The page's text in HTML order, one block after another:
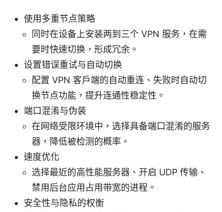
使用多重节点策略
同时在设备上安装两到三个 VPN 服务，在需
要时快速切换，形成冗余。
设置错误重试与自动切换
配置 VPN 客户端的自动重连、失败时自动切
换节点功能，提升连通性稳定性。
端口混淆与伪装
在网络受限环境中，选择具备端口混淆的服务
器，降低被检测的概率。
速度优化
选择最近的高性能服务器、开启 UDP 传输、
禁用后台应用占用带宽的进程。
安全性与隐私的权衡